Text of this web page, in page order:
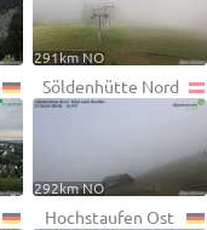
291km NO
Söldenhütte Nord
292km NO
Hochstaufen Ost